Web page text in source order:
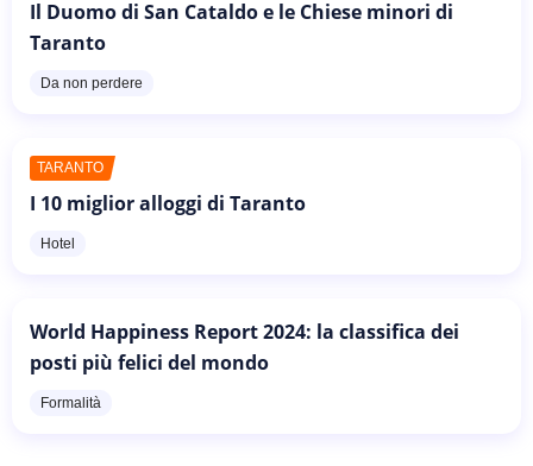
Il Duomo di San Cataldo e le Chiese minori di
Taranto
Da non perdere
TARANTO
I 10 miglior alloggi di Taranto
Hotel
World Happiness Report 2024: la classifica dei
posti più felici del mondo
Formalità